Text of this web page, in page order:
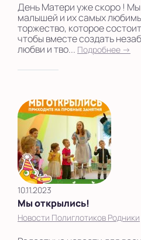
День Матери уже скоро !
малышей и их самых
торжество, которое
чтобы вместе создать
любви и тво... Подробнее →
10.11.2023
Мы открылись!
Новости Полиглотиков Родники